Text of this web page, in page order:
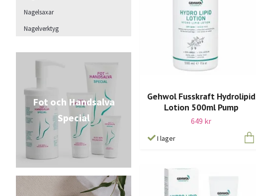
Nagelsaxar
Nagelverktyg
Fot och Handsalva
Special
Gehwol Fusskraft Hydrolipid
Lotion 500ml Pump
649 kr
I lager